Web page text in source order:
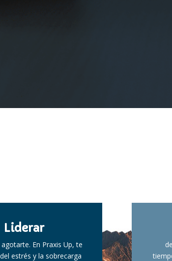
Liderar
En Praxis Up, te
estrés y la sobrecarga